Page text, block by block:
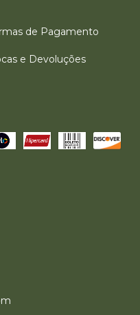
de Pagamento
e Devoluções